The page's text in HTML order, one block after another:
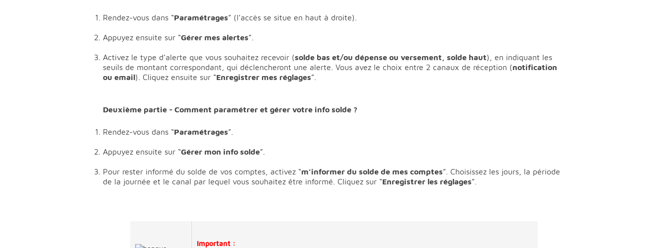
Rendez-vous dans “Paramétrages” (l’accès se situe en haut à droite).
Appuyez ensuite sur “Gérer mes alertes”.
Activez le type d’alerte que vous souhaitez recevoir (solde bas et/ou dépense ou versement, solde haut), en indiquant les
seuils de montant correspondant, qui déclencheront une alerte. Vous avez le choix entre 2 canaux de réception (notification
ou email). Cliquez ensuite sur “Enregistrer mes réglages”.
Deuxième partie - Comment paramétrer et gérer votre info solde ?
Rendez-vous dans “Paramétrages”.
Appuyez ensuite sur “Gérer mon info solde”.
Pour rester informé du solde de vos comptes, activez “m’informer du solde de mes comptes”. Choisissez les jours, la période
de la journée et le canal par lequel vous souhaitez être informé. Cliquez sur “Enregistrer les réglages”.
Important :